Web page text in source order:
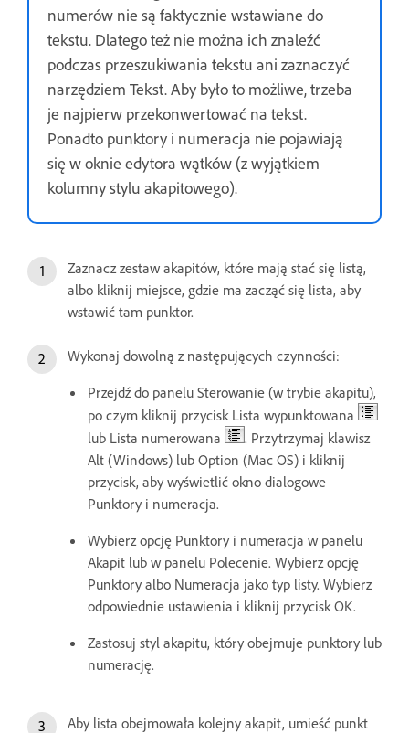
numerów nie są faktycznie wstawiane do
tekstu. Dlatego też nie można ich znaleźć
podczas przeszukiwania tekstu ani zaznaczyć
narzędziem Tekst. Aby było to możliwe, trzeba
je najpierw przekonwertować na tekst.
Ponadto punktory i numeracja nie pojawiają
się w oknie edytora wątków (z wyjątkiem
kolumny stylu akapitowego).
Zaznacz zestaw akapitów, które mają stać się listą,
albo kliknij miejsce, gdzie ma zacząć się lista, aby
wstawić tam punktor.
Wykonaj dowolną z następujących czynności:
Przejdź do panelu Sterowanie (w trybie akapitu),
po czym kliknij przycisk Lista wypunktowana
lub Lista numerowana
. Przytrzymaj klawisz
Alt (Windows) lub Option (Mac OS) i kliknij
przycisk, aby wyświetlić okno dialogowe
Punktory i numeracja.
Wybierz opcję Punktory i numeracja w panelu
Akapit lub w panelu Polecenie. Wybierz opcję
Punktory albo Numeracja jako typ listy. Wybierz
odpowiednie ustawienia i kliknij przycisk OK.
Zastosuj styl akapitu, który obejmuje punktory lub
numerację.
Aby lista obejmowała kolejny akapit, umieść punkt